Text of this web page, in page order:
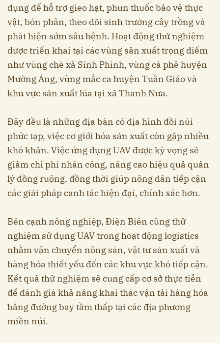
dụng để hỗ trợ gieo hạt, phun thuốc bảo vệ thực
vật, bón phân, theo dõi sinh trưởng cây trồng và
phát hiện sớm sâu bệnh. Hoạt động thử nghiệm
được triển khai tại các vùng sản xuất trọng điểm
như vùng chè xã Sính Phình, vùng cà phê huyện
Mường Ảng, vùng mắc ca huyện Tuần Giáo và
khu vực sản xuất lúa tại xã Thanh Nưa.
Đây đều là những địa bàn có địa hình đồi núi
phức tạp, việc cơ giới hóa sản xuất còn gặp nhiều
khó khăn. Việc ứng dụng UAV được kỳ vọng sẽ
giảm chi phí nhân công, nâng cao hiệu quả quản
lý đồng ruộng, đồng thời giúp nông dân tiếp cận
các giải pháp canh tác hiện đại, chính xác hơn.
Bên cạnh nông nghiệp, Điện Biên cũng thử
nghiệm sử dụng UAV trong hoạt động logistics
nhằm vận chuyển nông sản, vật tư sản xuất và
hàng hóa thiết yếu đến các khu vực khó tiếp cận.
Kết quả thử nghiệm sẽ cung cấp cơ sở thực tiễn
để đánh giá khả năng khai thác vận tải hàng hóa
bằng đường bay tầm thấp tại các địa phương
miền núi.